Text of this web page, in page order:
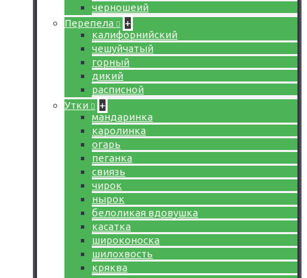
черношеий
Перепела
+
калифорнийский
чешуйчатый
горный
дикий
расписной
Утки
+
мандаринка
каролинка
огарь
пеганка
свиязь
чирок
нырок
белоликая вдовушка
касатка
широконоска
шилохвость
кряква